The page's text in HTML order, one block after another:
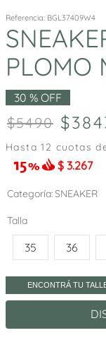
Referencia: BGL37409W4
PLOMO
30 % OFF
5490
Hasta12 cuotas
$ 3.267
Categoría SNEAKER
Talla
35 36
ENCONTRÁ TU